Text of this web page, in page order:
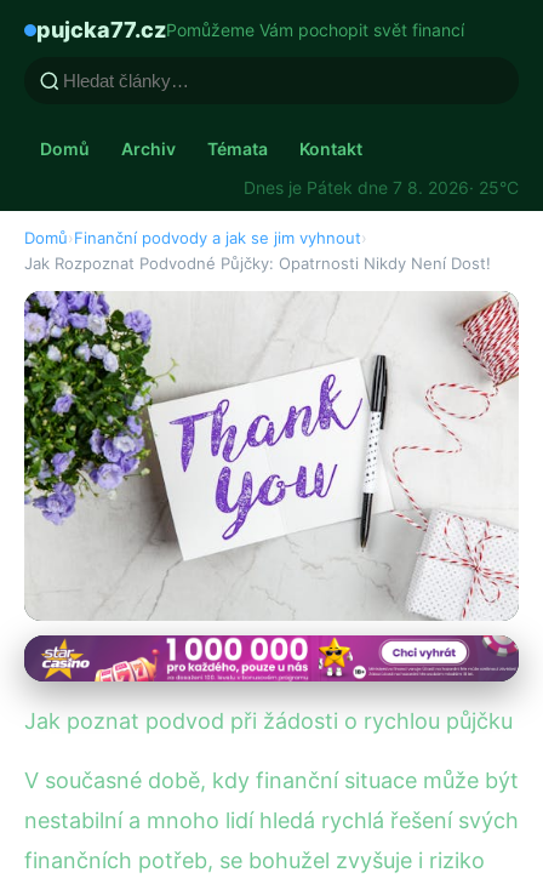
pujcka77.czPomůžeme Vám pochopit svět financí
Domů Archiv Témata
Kontakt
Dnes je Pátek dne 7 8. 2026· 25°C
Domů›Finanční podvody a jak se jim vyhnout›
Jak Rozpoznat Podvodné Půjčky: Opatrnosti Nikdy Není Dost!
Finanční podvody a jak se jim vyhnout
Jak Rozpoznat Podvodné
Půjčky: Opatrnosti Nikdy Není
Dost!
4. 7. 2025 · 4 min čtení · Autor: Lenka Holubová
Jak poznat podvod při žádosti o rychlou půjčku
V současné době, kdy finanční situace může být
nestabilní a mnoho lidí hledá rychlá řešení svých
finančních potřeb, se bohužel zvyšuje i riziko